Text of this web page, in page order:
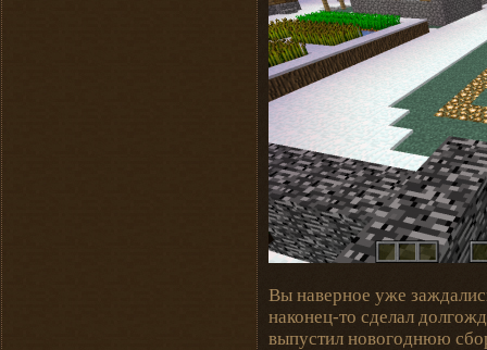
Вы наверное уже
наконец-то сделал
выпустил новогоднюю